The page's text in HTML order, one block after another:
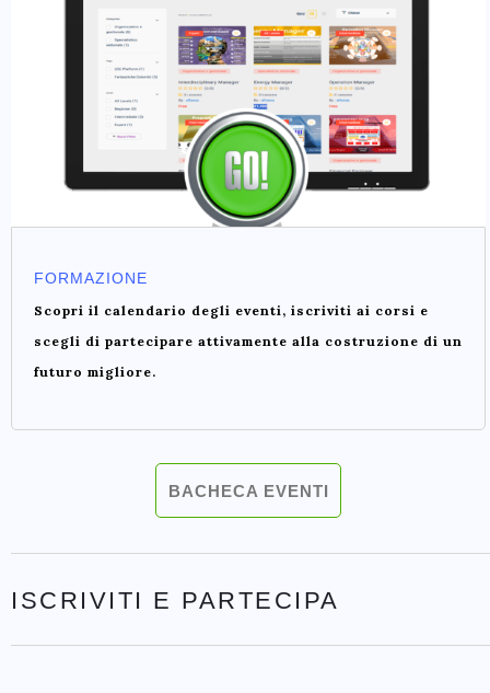
FORMAZIONE
Scopri il calendario degli eventi, iscriviti ai corsi e
scegli di partecipare attivamente alla costruzione di un
futuro migliore.
BACHECA EVENTI
ISCRIVITI E PARTECIPA